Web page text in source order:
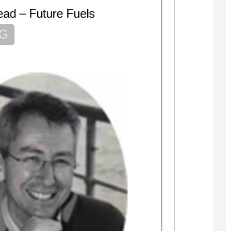
– Future Fuels